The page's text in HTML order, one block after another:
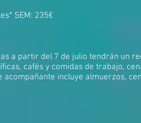
SEM: 235€
a partir del 7 de julio tendrán un
cafés y comidas de trabajo,
acompañante incluye almuerzos,